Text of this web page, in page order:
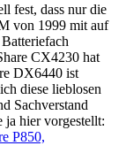
fest, dass nur die
von 1999 mit auf
CX4230 hat
DX6440 ist
diese lieblosen
Sachverstand
ja hier vorgestellt:
P850,